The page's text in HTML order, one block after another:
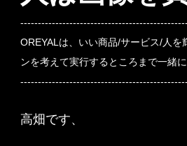
OREYALは、いい商品/サービス/人
ンを考えて実行するところまで一緒に
高畑です、